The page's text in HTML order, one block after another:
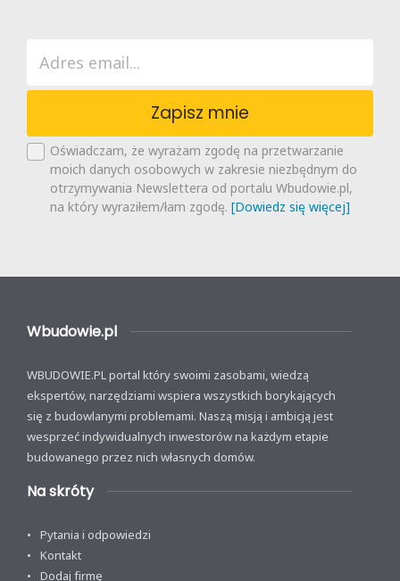
Zapisz mnie
Oświadczam, że wyrażam zgodę na przetwarzanie
moich danych osobowych w zakresie niezbędnym do
otrzymywania Newslettera od portalu Wbudowie.pl,
na który wyraziłem/łam zgodę. [Dowiedz się więcej]
Wbudowie.pl
WBUDOWIE.PL portal który swoimi zasobami, wiedzą
ekspertów, narzędziami wspiera wszystkich borykających
się z budowlanymi problemami. Naszą misją i ambicją jest
wesprzeć indywidualnych inwestorów na każdym etapie
budowanego przez nich własnych domów.
Na skróty
Pytania i odpowiedzi
Kontakt
Dodaj firmę